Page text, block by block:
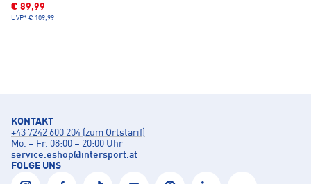
€ 89,99
UVP* € 109,99
KONTAKT
+43 7242 600 204 (zum Ortstarif)
Mo. – Fr. 08:00 – 20:00 Uhr
service.eshop@intersport.at
FOLGE UNS